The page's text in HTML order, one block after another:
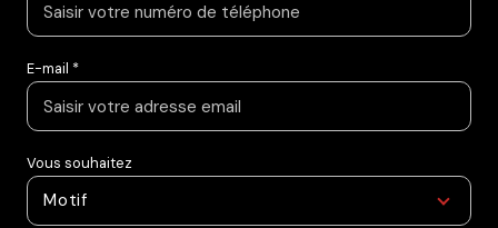
E-mail *
Vous souhaitez
Motif